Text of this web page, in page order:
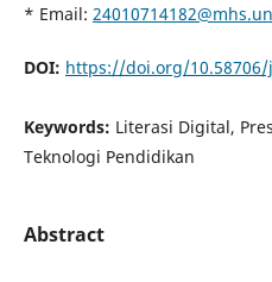
* Email:
DOI: https://doi.org/10.58706/
Keywords: Literasi Digital,
Teknologi Pendidikan
Abstract